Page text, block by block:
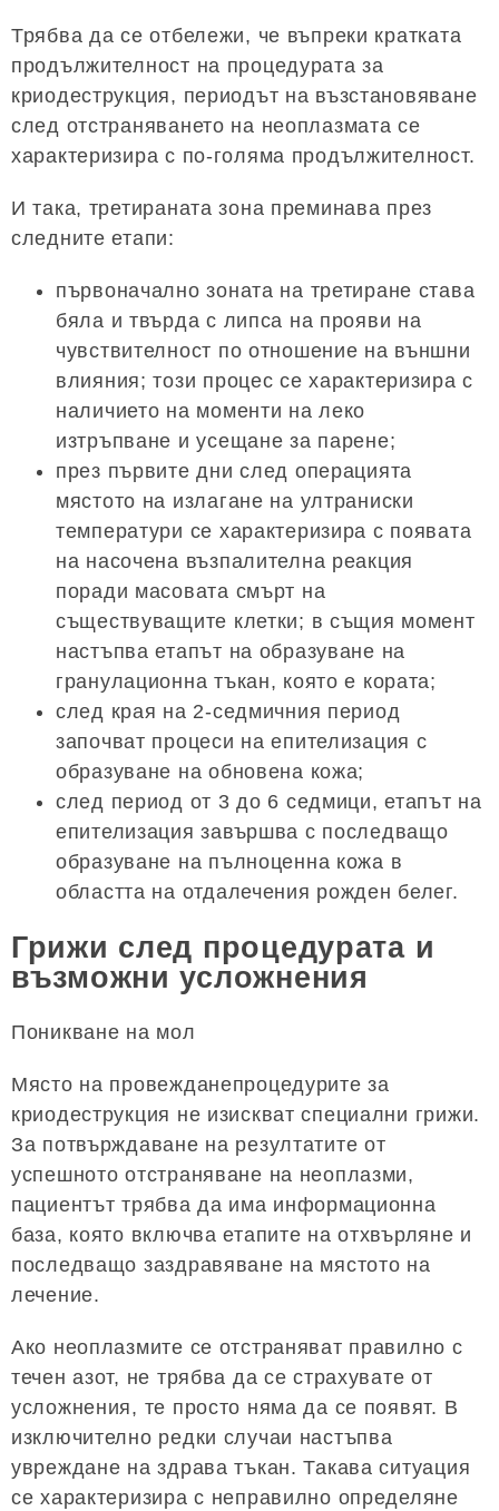
Трябва да се отбележи, че въпреки кратката
продължителност на процедурата за
криодеструкция, периодът на възстановяване
след отстраняването на неоплазмата се
характеризира с по-голяма продължителност.
И така, третираната зона преминава през
следните етапи:
първоначално зоната на третиране става
бяла и твърда с липса на прояви на
чувствителност по отношение на външни
влияния; този процес се характеризира с
наличието на моменти на леко
изтръпване и усещане за парене;
през първите дни след операцията
мястото на излагане на ултраниски
температури се характеризира с появата
на насочена възпалителна реакция
поради масовата смърт на
съществуващите клетки; в същия момент
настъпва етапът на образуване на
гранулационна тъкан, която е кората;
след края на 2-седмичния период
започват процеси на епителизация с
образуване на обновена кожа;
след период от 3 до 6 седмици, етапът на
епителизация завършва с последващо
образуване на пълноценна кожа в
областта на отдалечения рожден белег.
Грижи след процедурата и
възможни усложнения
Поникване на мол
Място на провежданепроцедурите за
криодеструкция не изискват специални грижи.
За потвърждаване на резултатите от
успешното отстраняване на неоплазми,
пациентът трябва да има информационна
база, която включва етапите на отхвърляне и
последващо заздравяване на мястото на
лечение.
Ако неоплазмите се отстраняват правилно с
течен азот, не трябва да се страхувате от
усложнения, те просто няма да се появят. В
изключително редки случаи настъпва
увреждане на здрава тъкан. Такава ситуация
се характеризира с неправилно определяне